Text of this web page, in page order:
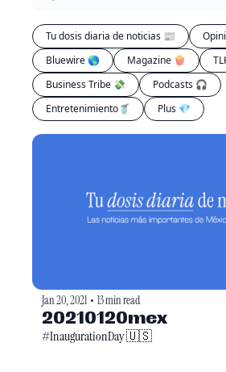
Tu dosis diaria de noticias 📰
Bluewire 🌎
Magazine 🍿
Business Tribe 💸
Podcasts 🎧
Entretenimiento🥤
Plus 💎
Jan 20, 2021 • 13 min read
20210120mex
#InaugurationDay 🇺🇸